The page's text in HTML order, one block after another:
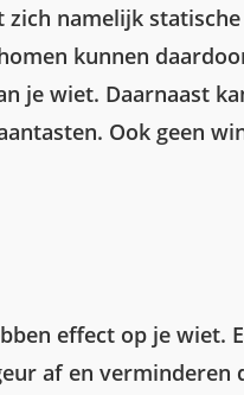
namelijk statische
kunnen
je wiet. Daarnaast
Ook geen
effect op je wiet.
af en verminderen